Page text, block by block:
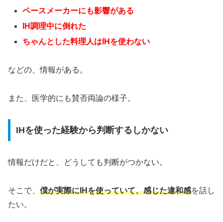
ペースメーカーにも影響がある
IH調理中に倒れた
ちゃんとした料理人はIHを使わない
などの、情報がある。
また、医学的にも賛否両論の様子。
IHを使った経験から判断するしかない
情報だけだと、どうしても判断がつかない。
そこで、 僕が実際にIHを使っていて、感じた違和感を話し
たい。